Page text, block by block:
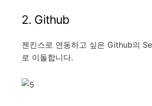
2. Github
젠킨스로 연동하고 싶은 Github의
로 이돌합니다.